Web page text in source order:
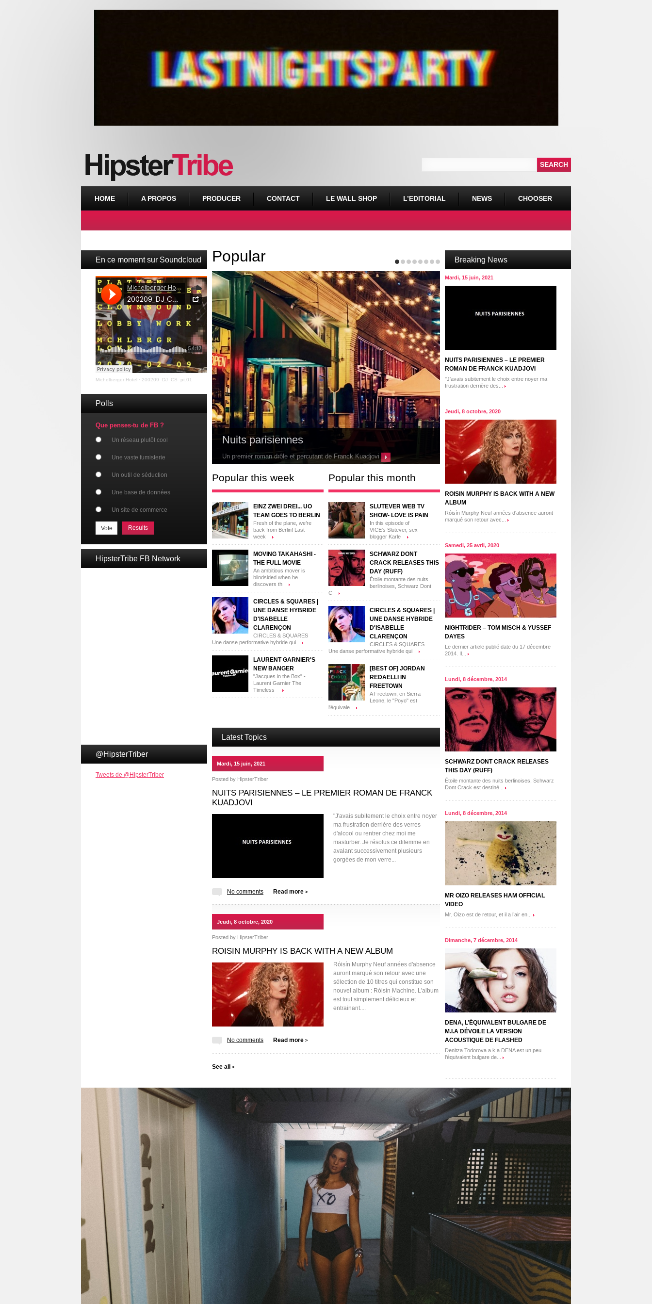
HOME A PROPOS PRODUCER CONTACT LE WALL SHOP L’EDITORIAL NEWS CHOOSER
En ce moment sur Soundcloud
Michelberger Hotel · 200209_DJ_CS_pt.01
Polls
Que penses-tu de FB ?
Un réseau plutôt cool
Une vaste fumisterie
Un outil de séduction
Une base de données
Un site de commerce
Results
HipsterTribe FB Network
@HipsterTriber
Tweets de @HipsterTriber
Popular
SCHWARZ DONT CRACK
Discover This Day (Ruff) their new song
Popular this week
EINZ ZWEI DREI... UO
TEAM GOES TO BERLIN
Fresh of the plane, we’re
back from Berlin! Last
week
MOVING TAKAHASHI -
THE FULL MOVIE
An ambitious mover is
blindsided when he
discovers th
CIRCLES & SQUARES |
UNE DANSE HYBRIDE
D'ISABELLE
CLARENÇON
CIRCLES & SQUARES
Une danse performative hybride qui
LAURENT GARNIER'S
NEW BANGER
"Jacques in the Box" -
Laurent Garnier The
Timeless
Popular this month
SLUTEVER WEB TV
SHOW- LOVE IS PAIN
In this episode of
VICE's Slutever, sex
blogger Karle
SCHWARZ DONT
CRACK RELEASES THIS
DAY (RUFF)
Étoile montante des nuits
berlinoises, Schwarz Dont
C
CIRCLES & SQUARES |
UNE DANSE HYBRIDE
D'ISABELLE
CLARENÇON
CIRCLES & SQUARES
Une danse performative hybride qui
[BEST OF] JORDAN
REDAELLI IN
FREETOWN
A Freetown, en Sierra
Leone, le "Poyo" est
l'équivale
Latest Topics
Mardi, 15 juin, 2021
Posted by HipsterTriber
NUITS PARISIENNES – LE PREMIER ROMAN DE FRANCK
KUADJOVI
"J'avais subitement le choix entre noyer
ma frustration derrière des verres
d'alcool ou rentrer chez moi me
masturber. Je résolus ce dilemme en
avalant successivement plusieurs
gorgées de mon verre...
No comments Read more >
Jeudi, 8 octobre, 2020
Posted by HipsterTriber
ROISIN MURPHY IS BACK WITH A NEW ALBUM
Róisín Murphy Neuf années d'absence
auront marqué son retour avec une
sélection de 10 titres qui constitue son
nouvel album : Róisín Machine. L'album
est tout simplement délicieux et
entrainant....
No comments Read more >
See all >
Breaking News
Mardi, 15 juin, 2021
NUITS PARISIENNES – LE PREMIER
ROMAN DE FRANCK KUADJOVI
"J'avais subitement le choix entre noyer ma
frustration derrière des...
Jeudi, 8 octobre, 2020
ROISIN MURPHY IS BACK WITH A NEW
ALBUM
Róisín Murphy Neuf années d'absence auront
marqué son retour avec...
Samedi, 25 avril, 2020
NIGHTRIDER – TOM MISCH & YUSSEF
DAYES
Le dernier article publié date du 17 décembre
2014. Il...
Lundi, 8 décembre, 2014
SCHWARZ DONT CRACK RELEASES
THIS DAY (RUFF)
Étoile montante des nuits berlinoises, Schwarz
Dont Crack est destiné...
Lundi, 8 décembre, 2014
MR OIZO RELEASES HAM OFFICIAL
VIDEO
Mr. Oizo est de retour, et il a l’air en...
Dimanche, 7 décembre, 2014
DENA, L’ÉQUIVALENT BULGARE DE
M.I.A DÉVOILE LA VERSION
ACOUSTIQUE DE FLASHED
Denitza Todorova a.k.a DENA est un peu
l'équivalent bulgare de...